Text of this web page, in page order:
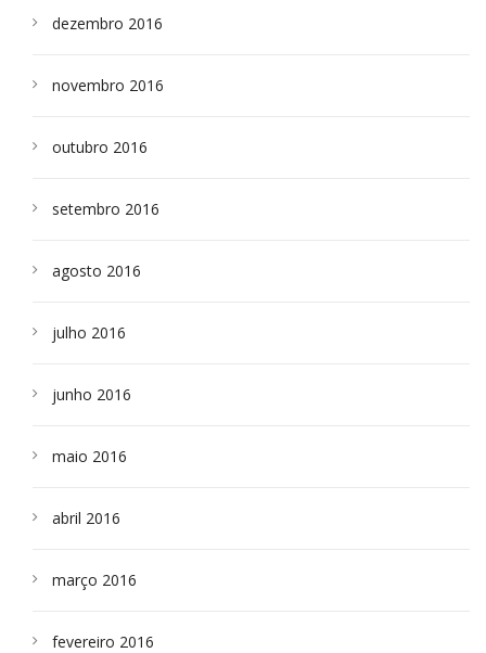
dezembro 2016
novembro 2016
outubro 2016
setembro 2016
agosto 2016
julho 2016
junho 2016
maio 2016
abril 2016
março 2016
fevereiro 2016